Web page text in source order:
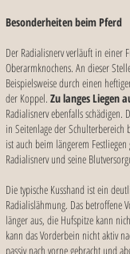
Besonderheiten beim Pferd
Der Radialisnerv verläuft in einer
Oberarmknochens. An dieser
Beispielsweise durch einen
der Koppel. Zu langes Liegen
Radialisnerv ebenfalls
in Seitenlage der Schulterbereich
ist auch beim längerem
Radialisnerv und seine
Die typische Kusshand ist ein
Radialislähmung. Das betroffene
länger aus, die Hufspitze kann
kann das Vorderbein nicht aktiv
passiv nach vorne gebracht und